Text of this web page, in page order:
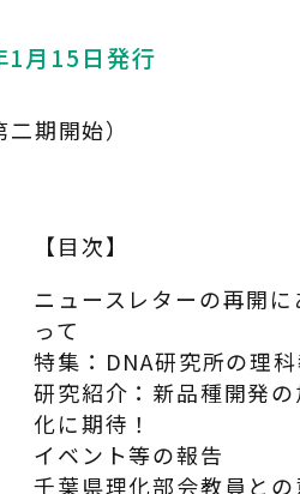
月15日発行
期開始）
【目次】
ニュースレターの再開
って
特集：DNA研究所の理
研究紹介：新品種開発
化に期待！
イベント等の報告
千葉県理化部会教員と